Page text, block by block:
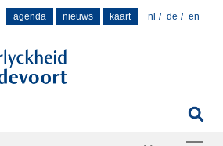
agenda nieuws kaart nl de en